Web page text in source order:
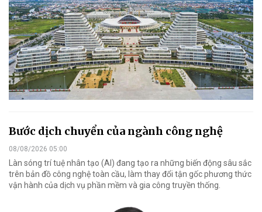
Bước dịch chuyển của ngành công nghệ
08/08/2026 05:00
Làn sóng trí tuệ nhân tạo (AI) đang tạo ra những biến động sâu sắc
trên bản đồ công nghệ toàn cầu, làm thay đổi tận gốc phương thức
vận hành của dịch vụ phần mềm và gia công truyền thống.